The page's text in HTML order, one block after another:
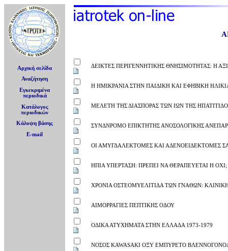
Αρχική σελίδα
Αναζήτηση
Εγκεκριμένα
περιοδικά
Κατάλογος
περιοδικών
Κάλυψη βάσης
E-mail
ΔΕΙΚΤΕΣ ΠΕΡΙΓΕΝΝΗΤΙΚΗΣ ΘΝΗΣΙΜΟΤΗΤΑΣ: Η
Η ΗΜΙΚΡΑΝΙΑ ΣΤΗΝ ΠΑΙΔΙΚΗ ΚΑΙ ΕΦΗΒΙΚΗ
ΜΕΛΕΤΗ ΤΗΣ ΔΙΑΣΠΟΡΑΣ ΤΩΝ ΙΩΝ ΤΗΣ
ΣΥΝΔΝΡΟΜΟ ΕΠΙΚΤΗΤΗΣ ΑΝΟΣΟΛΟΓΙΚΗΣ
ΟΙ ΑΜΥΓΔΑΛΕΚΤΟΜΕΣ ΚΑΙ ΑΔΕΝΟΕΙΔΕΚΤΟΜΕΣ
ΗΠΙΑ ΥΠΕΡΤΑΣΗ: ΠΡΕΠΕΙ ΝΑ ΘΕΡΑΠΕΥΕΤΑΙ Η ΟΧΙ;
ΧΡΟΝΙΑ ΟΣΤΕΟΜΥΕΛΙΤΙΔΑ ΤΩΝ ΓΝΑΘΩΝ:
ΑΙΜΟΡΡΑΓΙΕΣ ΠΕΠΤΙΚΗΣ ΟΔΟΥ
ΟΔΙΚΑ ΑΤΥΧΗΜΑΤΑ ΣΤΗΝ ΕΛΛΑΔΑ 1973-1979
ΝΟΣΟΣ KAWASAKI ΟΞΥ ΕΜΠΥΡΕΤΟ